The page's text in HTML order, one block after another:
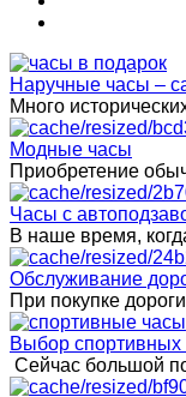
Наручные часы –
Много
Модные часы
Приобретение
Часы с
В наше время,
Обслуживание
При покупке
Выбор спортивных
Сейчас большой